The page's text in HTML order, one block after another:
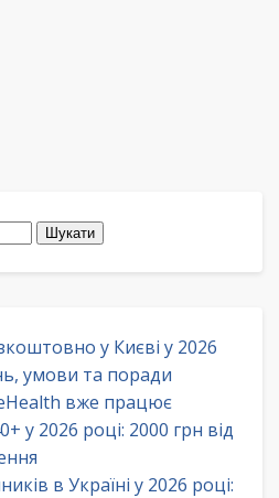
у Києві у 2026
умови та поради
вже працює
у 2026 році: 2000 грн від
в Україні у 2026 році: